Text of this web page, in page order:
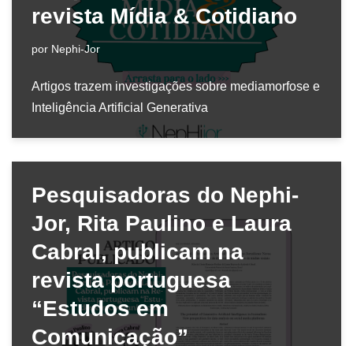
revista Mídia & Cotidiano
por Nephi-Jor
Artigos trazem investigações sobre mediamorfose e
Inteligência Artificial Generativa
Pesquisadoras do Nephi-
Jor, Rita Paulino e Laura
Cabral, publicam na
revista portuguesa
“Estudos em
Comunicação”